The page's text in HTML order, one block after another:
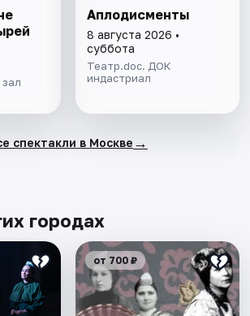
Аплодисменты
8 августа 2026 •
суббота
Театр.doc. ДОК
индастриал
спектакли в Москве →
городах
от 700 ₽